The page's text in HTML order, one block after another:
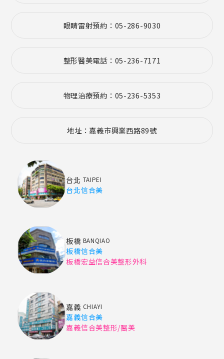
眼睛雷射預約：05-286-9030
整形醫美電話：05-236-7171
物理治療預約：05-236-5353
地址：嘉義市興業西路89號
台北 TAIPEI
台北信合美
板橋 BANQIAO
板橋信合美
板橋宏益信合美整形外科
嘉義 CHIAYI
嘉義信合美
嘉義信合美整形/醫美